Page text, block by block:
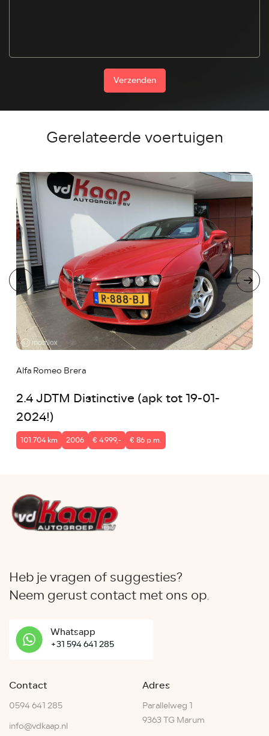
Verzenden
Gerelateerde voertuigen
Alfa Romeo Brera
2.4 JDTM Distinctive (apk tot 19-01-
2024!)
101.704 km 2006 € 4.999,- € 86 p.m.
Heb je vragen of suggesties?
Neem gerust contact met ons op.
Whatsapp
+31 594 641 285
Contact
0594 641 285
info@vdkaap.nl
Adres
Parallelweg 1
9363 TG Marum